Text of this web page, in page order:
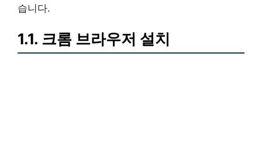
습니다.
1.1. 크롬 브라우저 설치